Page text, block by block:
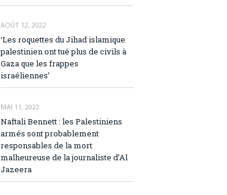
AOÛT 12, 2022
‘Les roquettes du Jihad islamique
palestinien ont tué plus de civils à
Gaza que les frappes
israéliennes’
MAI 11, 2022
Naftali Bennett : les Palestiniens
armés sont probablement
responsables de la mort
malheureuse de la journaliste d’Al
Jazeera